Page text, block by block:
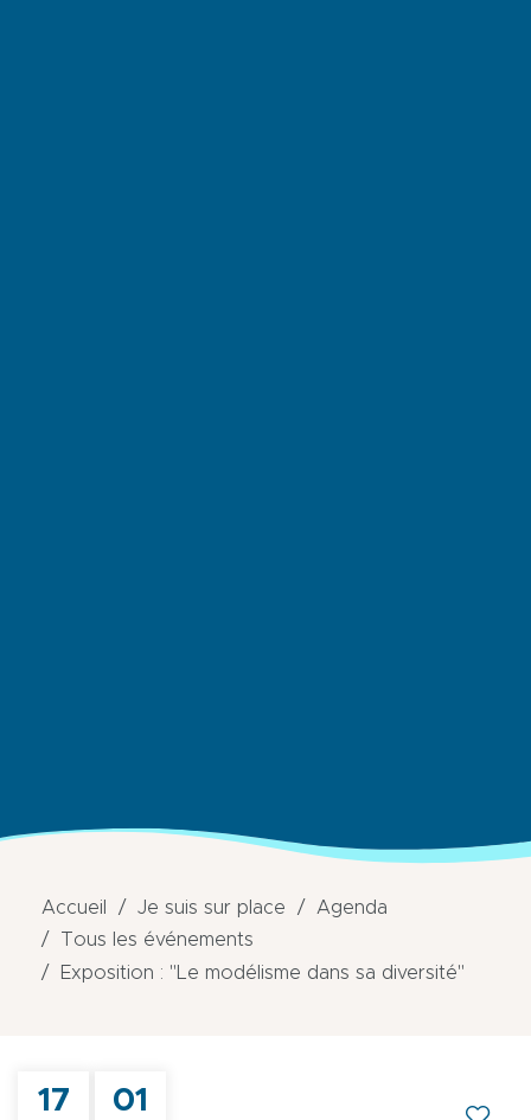
Accueil Je suis sur place
Agenda
Tous les événements
Exposition : "Le modélisme dans sa diversité"
17 01